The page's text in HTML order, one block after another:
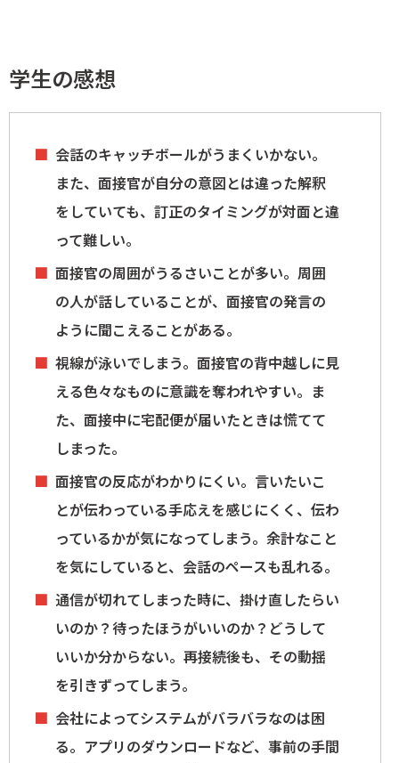
学生の感想
会話のキャッチボールがうまくいかない。
また、面接官が自分の意図とは違った解釈
をしていても、訂正のタイミングが対面と違
って難しい。
面接官の周囲がうるさいことが多い。周囲
の人が話していることが、面接官の発言の
ように聞こえることがある。
視線が泳いでしまう。面接官の背中越しに見
える色々なものに意識を奪われやすい。ま
た、面接中に宅配便が届いたときは慌てて
しまった。
面接官の反応がわかりにくい。言いたいこ
とが伝わっている手応えを感じにくく、伝わ
っているかが気になってしまう。余計なこと
を気にしていると、会話のペースも乱れる。
通信が切れてしまった時に、掛け直したらい
いのか？待ったほうがいいのか？どうして
いいか分からない。再接続後も、その動揺
を引きずってしまう。
会社によってシステムがバラバラなのは困
る。アプリのダウンロードなど、事前の手間